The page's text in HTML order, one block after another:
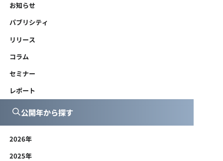
お知らせ
パブリシティ
リリース
コラム
セミナー
レポート
公開年から探す
2026年
2025年